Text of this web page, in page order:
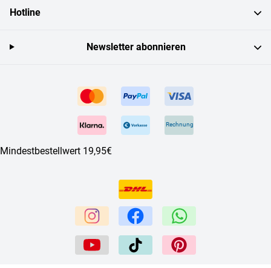
Hotline
Rechnung
Mindestbestellwert 19,95€
Newsletter abonnieren